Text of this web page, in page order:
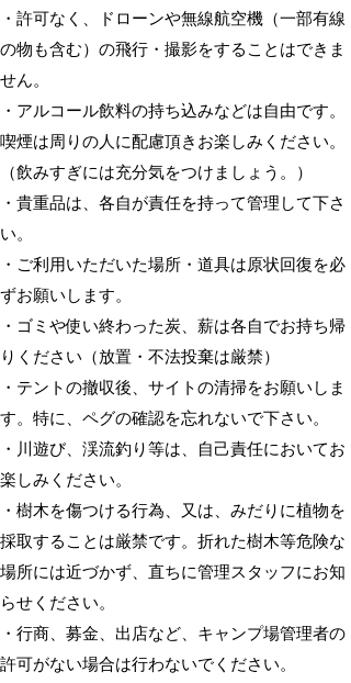
・許可なく、ドローンや無線航空機（一部有線
の物も含む）の飛行・撮影をすることはできま
せん。
・アルコール飲料の持ち込みなどは自由です。
喫煙は周りの人に配慮頂きお楽しみください。
（飲みすぎには充分気をつけましょう。）
・貴重品は、各自が責任を持って管理して下さ
い。
・ご利用いただいた場所・道具は原状回復を必
ずお願いします。
・ゴミや使い終わった炭、薪は各自でお持ち帰
りください（放置・不法投棄は厳禁）
・テントの撤収後、サイトの清掃をお願いしま
す。特に、ペグの確認を忘れないで下さい。
・川遊び、渓流釣り等は、自己責任においてお
楽しみください。
・樹木を傷つける行為、又は、みだりに植物を
採取することは厳禁です。折れた樹木等危険な
場所には近づかず、直ちに管理スタッフにお知
らせください。
・行商、募金、出店など、キャンプ場管理者の
許可がない場合は行わないでください。